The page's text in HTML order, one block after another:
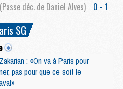
(Passe déc. de Daniel Alves) 0 - 1
SG
: «On va à Paris pour
pas pour que ce soit le